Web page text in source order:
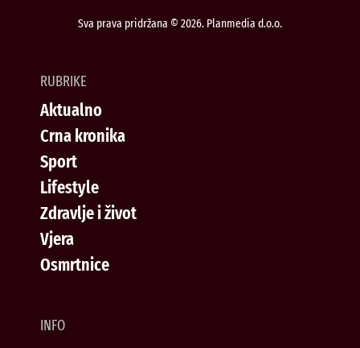
Sva prava pridržana © 2026. Planmedia d.o.o.
RUBRIKE
Aktualno
Crna kronika
Sport
Lifestyle
Zdravlje i život
Vjera
Osmrtnice
INFO